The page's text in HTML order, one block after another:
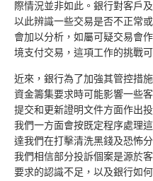
際情況並非如此。銀行對客戶
以此辨識一些交易是否不正常
會加以分析，如屬可疑交易會
境支付交易，這項工作的挑戰可
近來，銀行為了加強其管控措
資金籌集要求時可能影響一些
提交和更新證明文件方面作出
我們一方面會按既定程序處理
達我們在打擊清洗黑錢及恐怖
我們相信部分投訴個案是源於
要求的認識不足，以及銀行如